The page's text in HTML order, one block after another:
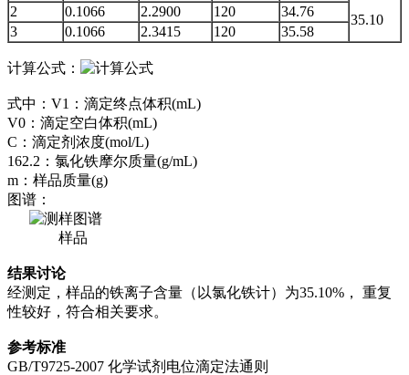
35.10
2 0.1066 2.2900 120
34.76
3
0.1066 2.3415 120 35.58
计算公式：
式中：V1：滴定终点体积(mL)
V0：滴定空白体积(mL)
C：滴定剂浓度(mol/L)
162.2：氯化铁摩尔质量(g/mL)
m：样品质量(g)
图谱：
样品
结果讨论
经测定，样品的铁离子含量（以氯化铁计）为35.10%， 重复
性较好，符合相关要求。
参考标准
GB/T9725-2007 化学试剂电位滴定法通则